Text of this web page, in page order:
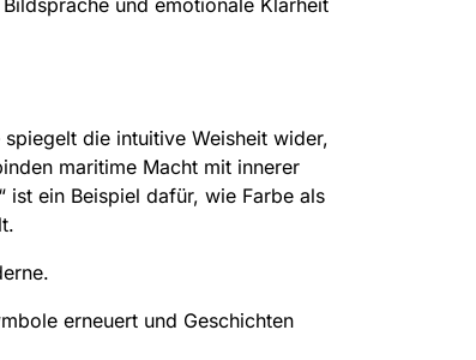
und emotionale Klarheit
die intuitive Weisheit wider,
maritime Macht mit innerer
ist ein Beispiel dafür, wie Farbe als
erneuert und Geschichten